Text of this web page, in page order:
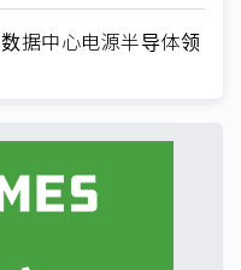
据中心电源半导体领